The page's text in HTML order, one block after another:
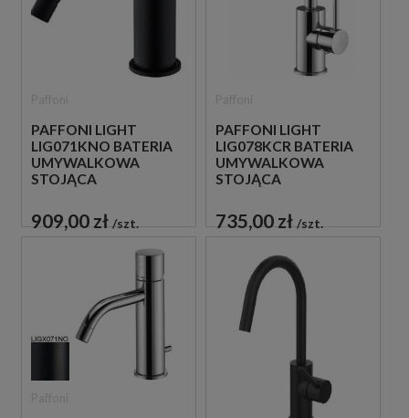
PAFFONI LIGHT
LIG071KNO BATERIA
UMYWALKOWA
STOJĄCA
CZARNA
909,00 zł szt.
PAFFONI LIGHT
LIG078KCR BATERIA
UMYWALKOWA
STOJĄCA
CHROM
735,00 zł szt.